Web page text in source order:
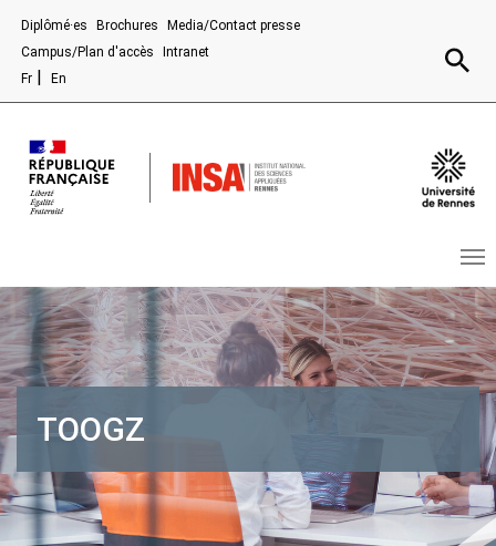
Diplômé·es Brochures
Media/Contact presse
Campus/Plan d'accès
Intranet
Fr
En
TOOGZ